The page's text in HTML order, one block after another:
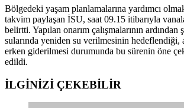
Bölgedeki yaşam planlamalarına yardımcı
takvim paylaşan İSU, saat 09.15 itibarıyla
belirtti. Yapılan onarım çalışmalarının ardından
sularında yeniden su verilmesinin hedeflendiği,
erken giderilmesi durumunda bu sürenin öne
edildi.
İLGİNİZİ ÇEKEBİLİR